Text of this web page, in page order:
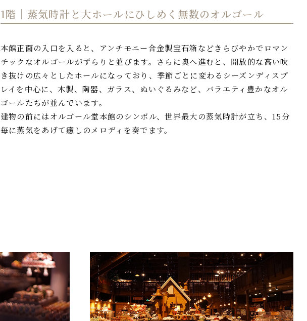
1階｜蒸気時計と大ホールにひしめく無数のオルゴール
本館正面の入口を入ると、アンチモニー合金製宝石箱などきらびやかでロマン
チックなオルゴールがずらりと並びます。さらに奥へ進むと、開放的な高い吹
き抜けの広々としたホールになっており、季節ごとに変わるシーズンディスプ
レイを中心に、木製、陶器、ガラス、ぬいぐるみなど、バラエティ豊かなオル
ゴールたちが並んでいます。
建物の前にはオルゴール堂本館のシンボル、世界最大の蒸気時計が立ち、15分
毎に蒸気をあげて癒しのメロディを奏でます。